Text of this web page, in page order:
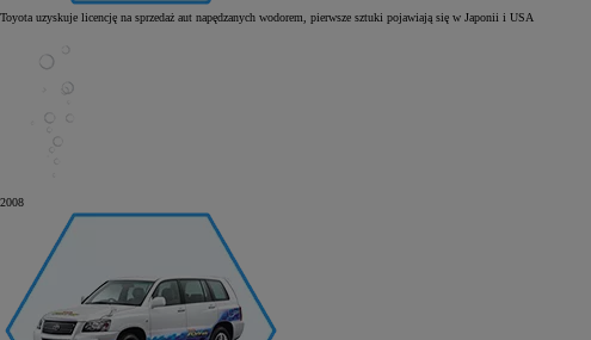
Toyota uzyskuje licencję na sprzedaż aut napędzanych wodorem, pierwsze sztuki pojawiają się w Japonii i USA
2008